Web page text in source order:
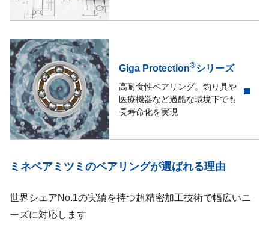
Giga Protection®シリーズ
高耐食性ベアリング。釣り具や
医療機器など過酷な環境下でも
長寿命化を実現
ミネベアミツミのベアリングが選ばれる理由
世界シェアNo.1の実績を持つ超精密加工技術で幅広いニ
ーズに対応します